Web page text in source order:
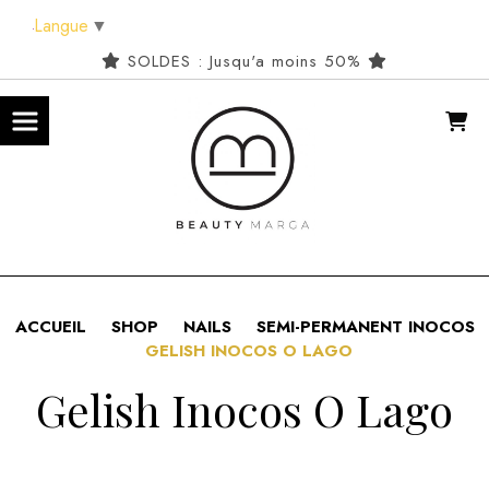
SOLDES : Jusqu'a moins 50%
ACCUEIL SHOP NAILS
SEMI-PERMANENT INOCOS
GELISH INOCOS O LAGO
Gelish Inocos O Lago
Langue ▼